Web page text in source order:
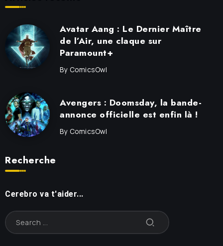
Avatar Aang : Le Dernier Maître
de l’Air, une claque sur
Paramount+
By ComicsOwl
Avengers : Doomsday, la bande-
annonce officielle est enfin là !
By ComicsOwl
Recherche
Cerebro va t'aider...